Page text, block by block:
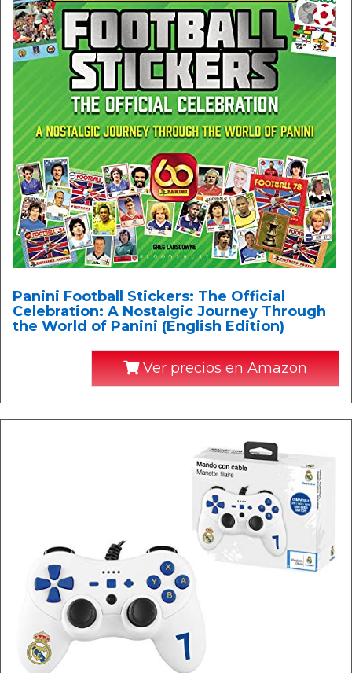
Panini Football Stickers: The Official
Celebration: A Nostalgic Journey Through
the World of Panini (English Edition)
Ver precios en Amazon